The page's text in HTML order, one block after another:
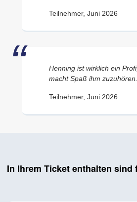
Teilnehmer, Juni 2026
Henning ist wirklich ein
macht Spaß ihm zuzuhören.
Teilnehmer, Juni 2026
In Ihrem Ticket enthalten sind